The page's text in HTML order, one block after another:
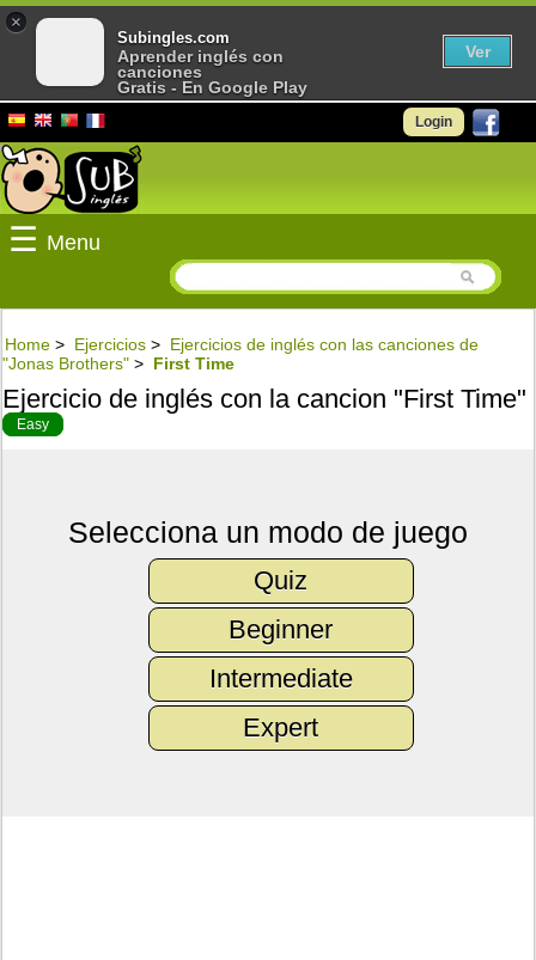
Login
☰ Menu
Home > Ejercicios > Ejercicios de inglés con las canciones de
"Jonas Brothers" > First Time
Ejercicio de inglés con la cancion "First Time"
Easy
Selecciona un modo de juego
Quiz
Beginner
Intermediate
Expert
×
Subingles.com
Aprender inglés con
canciones
Gratis - En Google Play
Ver